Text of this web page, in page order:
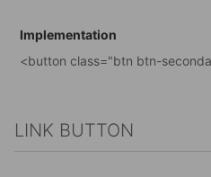
Implementation
<button class="btn btn-
LINK BUTTON